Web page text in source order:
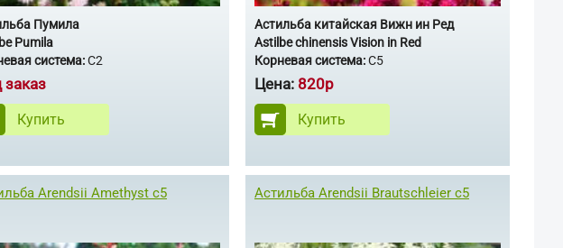
Пумила
Pumila
система:С2
заказ
Купить
Астильба китайская Вижн ин Ред
Astilbe chinensis Vision in Red
Корневая система:С5
Цена: 820р
Купить
Arendsii Amethyst с5 Астильба Arendsii Brautschleier с5